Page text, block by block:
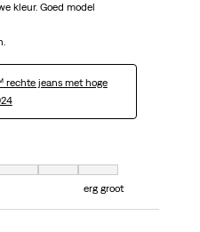
kleur. Goed model
rechte jeans met hoge
Heel klein en 7 gelijk is aan erg groot
erg groot